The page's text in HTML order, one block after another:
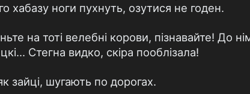
хабазу ноги пухнуть, озутися не годен.
на тоті велебні корови, пізнавайте! До
Стегна видко, скіра пооблізала!
зайці, шугають по дорогах.